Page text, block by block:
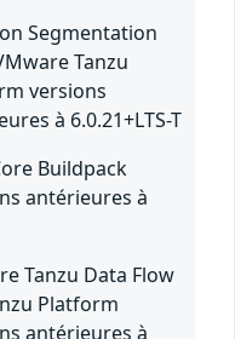
Segmentation
Tanzu
versions
à 6.0.21+LTS-T
Buildpack
antérieures à
Tanzu Data Flow
Platform
antérieures à